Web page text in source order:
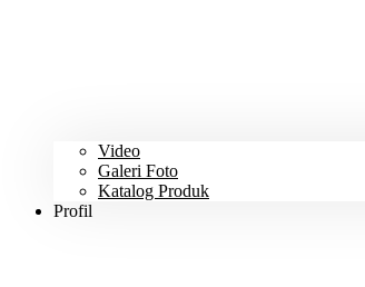
Video
Galeri Foto
Katalog Produk
Profil